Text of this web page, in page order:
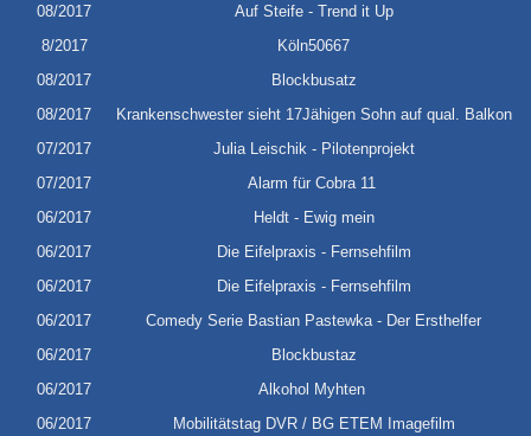
08/2017
Auf Steife - Trend it Up
8/2017
Köln50667
08/2017
Blockbusatz
08/2017
Krankenschwester sieht 17Jähigen Sohn auf qual. Balkon
07/2017
Julia Leischik - Pilotenprojekt
07/2017
Alarm für Cobra 11
06/2017
Heldt - Ewig mein
06/2017
Die Eifelpraxis - Fernsehfilm
06/2017
Die Eifelpraxis - Fernsehfilm
06/2017
Comedy Serie Bastian Pastewka - Der Ersthelfer
06/2017
Blockbustaz
06/2017
Alkohol Myhten
06/2017
Mobilitätstag DVR / BG ETEM Imagefilm